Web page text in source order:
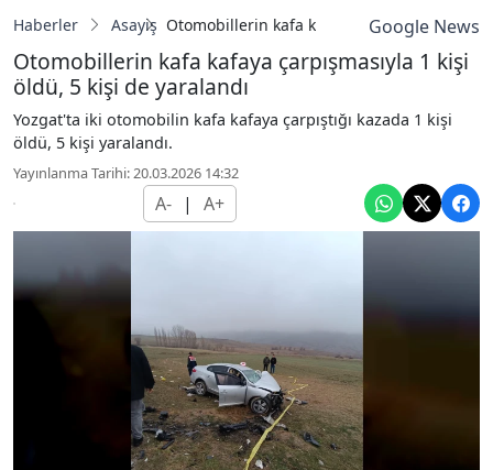
Haberler Asayiş Otomobillerin kafa kafaya çarpışmasıyla 1
Google News
Otomobillerin kafa kafaya çarpışmasıyla 1 kişi
öldü, 5 kişi de yaralandı
Yozgat'ta iki otomobilin kafa kafaya çarpıştığı kazada 1 kişi
öldü, 5 kişi yaralandı.
Yayınlanma Tarihi: 20.03.2026 14:32
A- | A+